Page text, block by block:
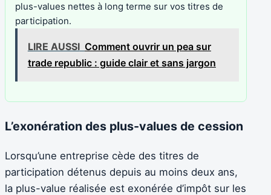
plus-values nettes à long terme sur vos titres de
participation.
LIRE AUSSI Comment ouvrir un pea sur
trade republic : guide clair et sans jargon
L’exonération des plus-values de cession
Lorsqu’une entreprise cède des titres de
participation détenus depuis au moins deux ans,
la plus-value réalisée est exonérée d’impôt sur les